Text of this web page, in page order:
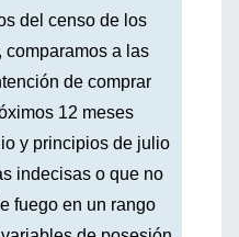
del censo de los
comparamos a las
de comprar
12 meses
y principios de julio
indecisas o que no
fuego en un rango